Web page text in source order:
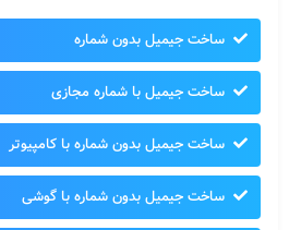
ساخت جیمیل بدون شماره
ساخت جیمیل با شماره مجازی
ساخت جیمیل بدون شماره با کامپیوتر
ساخت جیمیل بدون شماره با گوشی